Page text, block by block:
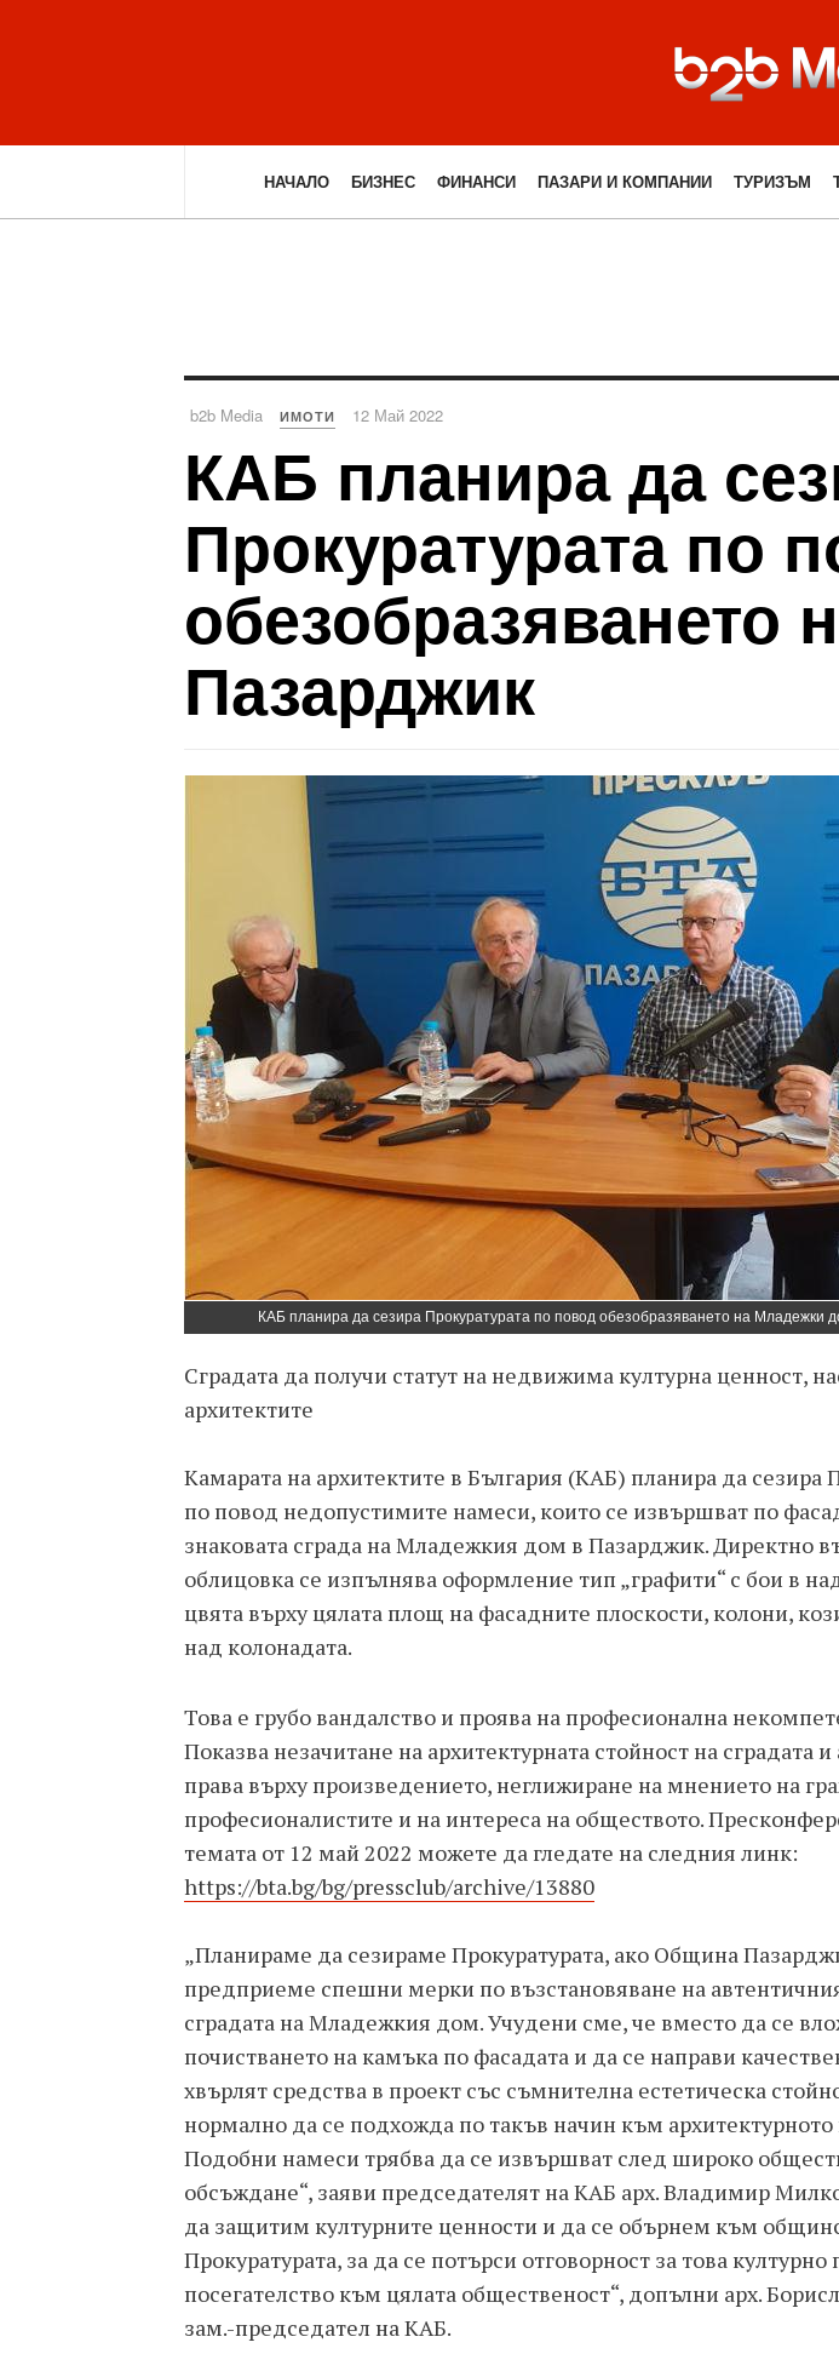
НАЧАЛО БИЗНЕС ФИНАНСИ ПАЗАРИ И КОМПАНИИ ТУРИЗЪМ
b2b Media ИМОТИ 12 Май 2022
КАБ планира да
Прокуратурата по
обезобразяването
Пазарджик
КАБ планира да сезира Прокуратурата по повод обезобразяването на Младежки
Сградата да получи статут на недвижима културна ценност,
архитектите
Камарата на архитектите в България (КАБ) планира да сезира
по повод недопустимите намеси, които се извършват по
знаковата сграда на Младежкия дом в Пазарджик. Директно
облицовка се изпълнява оформление тип „графити“ с бои в
цвята върху цялата площ на фасадните плоскости, колони,
над колонадата.
Това е грубо вандалство и проява на професионална
Показва незачитане на архитектурната стойност на сградата и
права върху произведението, неглижиране на мнението на
професионалистите и на интереса на обществото.
темата от 12 май 2022 можете да гледате на следния линк:
https://bta.bg/bg/pressclub/archive/13880
„Планираме да сезираме Прокуратурата, ако Община
предприеме спешни мерки по възстановяване на
сградата на Младежкия дом. Учудени сме, че вместо да се
почистването на камъка по фасадата и да се направи
хвърлят средства в проект със съмнителна естетическа
нормално да се подхожда по такъв начин към архитектурното
Подобни намеси трябва да се извършват след широко
обсъждане“, заяви председателят на КАБ арх. Владимир
да защитим културните ценности и да се обърнем към
Прокуратурата, за да се потърси отговорност за това
посегателство към цялата общественост“, допълни арх.
зам.-председател на КАБ.